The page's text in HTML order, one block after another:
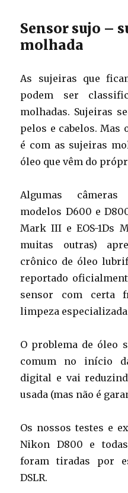
Sensor sujo –
molhada
As sujeiras que
podem ser
molhadas. Sujeiras
pelos e cabelos. Mas
é com as sujeiras
óleo que vêm do
Algumas
modelos D600 e
Mark III e EOS-1Ds
muitas outras)
crônico de óleo
reportado
sensor com certa
limpeza especializada
O problema de óleo
comum no início
digital e vai
usada (mas não é
Os nossos testes e
Nikon D800 e
foram tiradas por
DSLR.